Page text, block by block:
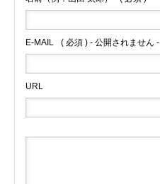
E-MAIL ( 必須 ) - 公開されません -
URL